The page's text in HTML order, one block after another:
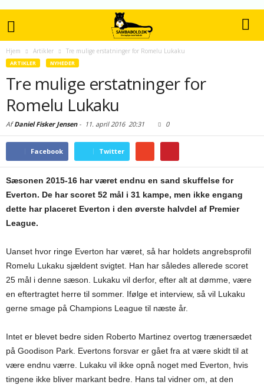
Hjem Artikler Tre mulige erstatninger for Romelu Lukaku
ARTIKLER NYHEDER
Tre mulige erstatninger for
Romelu Lukaku
AfDaniel Fisker Jensen- 11. april 201620:31 0
Facebook Twitter
Sæsonen 2015-16 har været endnu en sand skuffelse for
Everton. De har scoret 52 mål i 31 kampe, men ikke engang
dette har placeret Everton i den øverste halvdel af Premier
League.
Uanset hvor ringe Everton har været, så har holdets angrebsprofil
Romelu Lukaku sjældent svigtet. Han har således allerede scoret
25 mål i denne sæson. Lukaku vil derfor, efter alt at dømme, være
en eftertragtet herre til sommer. Ifølge et interview, så vil Lukaku
gerne smage på Champions League til næste år.
Intet er blevet bedre siden Roberto Martinez overtog trænersædet
på Goodison Park. Evertons forsvar er gået fra at være skidt til at
være endnu værre. Lukaku vil ikke opnå noget med Everton, hvis
tingene ikke bliver markant bedre. Hans tal vidner om, at den